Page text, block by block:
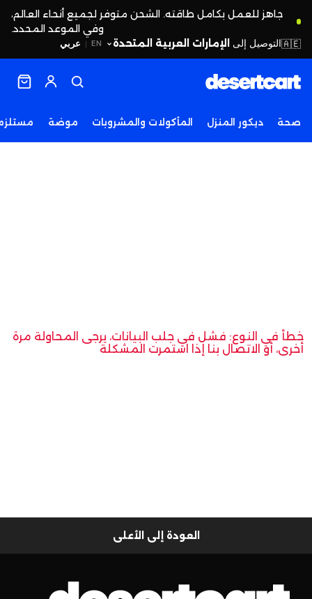
جاهز للعمل بكامل طاقته. الشحن متوفر لجميع أنحاء العالم،
وفي الموعد المحدد.
EN
| عربي 🇦🇪التوصيل إلى الإمارات العربية المتحدة
صحة ديكور المنزل المأكولات والمشروبات موضة
خطأ في النوع: فشل في جلب البيانات، يرجى المحاولة مرة
أخرى، أو الاتصال بنا إذا استمرت المشكلة
العودة إلى الأعلى